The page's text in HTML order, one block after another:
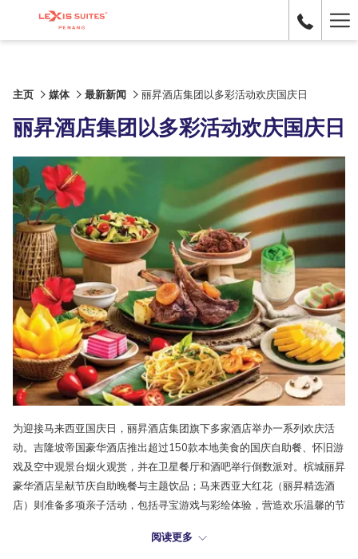
主页 媒体 最新新闻 丽昇酒店集团以多彩活动欢庆国庆日
丽昇酒店集团以多彩活动欢庆国庆日
为迎接马来西亚国庆日，丽昇酒店集团旗下多家酒店举办一系列欢庆活
动。吉隆坡帝国豪华酒店推出超过150款本地美食的国庆自助餐、怀旧游
戏及空中观景台烟火观赏，并在卫星餐厅和酒吧举行倒数派对。槟城丽昇
豪华酒店呈献节庆自助晚餐与主题饮品；马来西亚大红花（丽昇精选酒
店）则准备多项亲子活动，包括寻宝游戏与彩绘体验，营造欢乐温馨的节
阅读更多